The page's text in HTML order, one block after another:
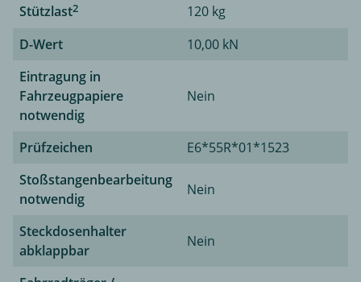
Stützlast2
120 kg
D-Wert
10,00 kN
Eintragung in
Fahrzeugpapiere
notwendig
Nein
Prüfzeichen
E6*55R*01*1523
Stoßstangenbearbeitung
notwendig
Nein
Steckdosenhalter
abklappbar
Nein